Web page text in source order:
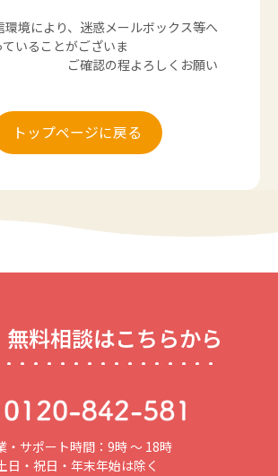
境により、迷惑メールボックス等へ
ていることがございま
認の程よろしくお願い
トップページに戻る
無料相談はこちらから
・サポート時間：9時 〜 18時
日・祝日・年末年始は除く